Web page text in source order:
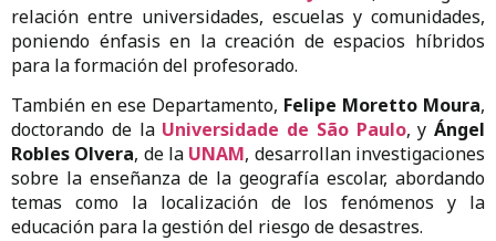
relación entre universidades, escuelas y comunidades,
poniendo énfasis en la creación de espacios híbridos
para la formación del profesorado.
También en ese Departamento, Felipe Moretto Moura,
doctorando de la Universidade de São Paulo, y Ángel
Robles Olvera, de la UNAM, desarrollan investigaciones
sobre la enseñanza de la geografía escolar, abordando
temas como la localización de los fenómenos y la
educación para la gestión del riesgo de desastres.